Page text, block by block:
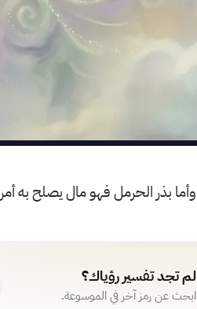
وأما بذر الحرمل فهو مال يصلح به
لم تجد تفسير رؤياك؟
ابحث عن رمز آخر في الموسوعة.